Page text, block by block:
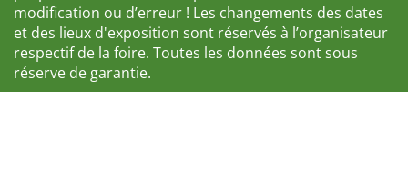
modification ou d’erreur ! Les changements des dates
et des lieux d'exposition sont réservés à l’organisateur
respectif de la foire. Toutes les données sont sous
réserve de garantie.